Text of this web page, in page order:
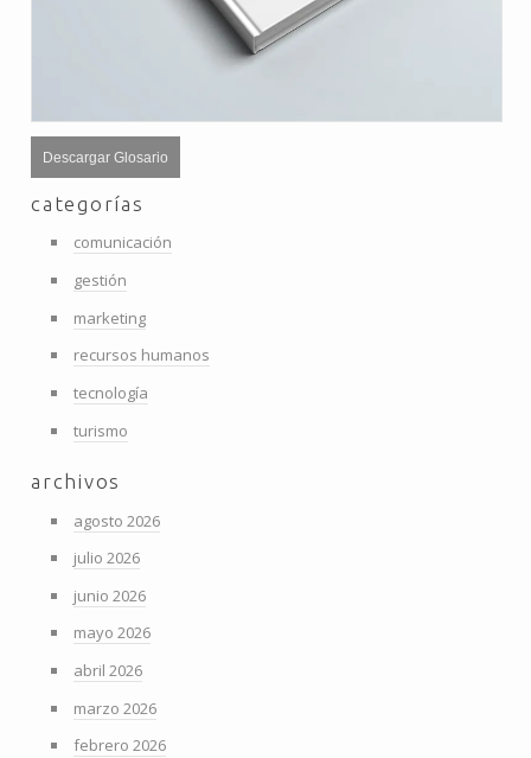
Descargar Glosario
categorías
comunicación
gestión
marketing
recursos humanos
tecnología
turismo
archivos
agosto 2026
julio 2026
junio 2026
mayo 2026
abril 2026
marzo 2026
febrero 2026